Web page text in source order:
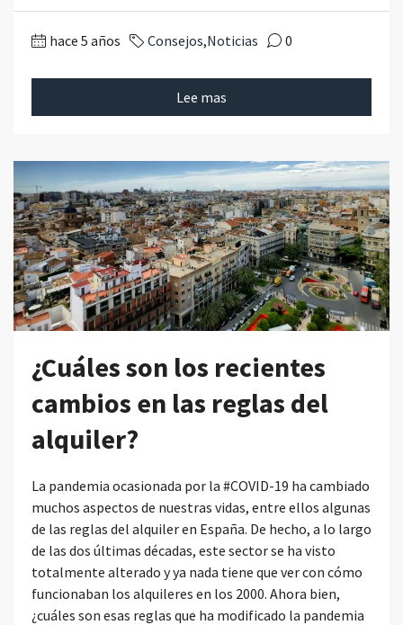
hace 5 años Consejos,Noticias 0
Lee mas
¿Cuáles son los recientes
cambios en las reglas del
alquiler?
La pandemia ocasionada por la #COVID-19 ha cambiado
muchos aspectos de nuestras vidas, entre ellos algunas
de las reglas del alquiler en España. De hecho, a lo largo
de las dos últimas décadas, este sector se ha visto
totalmente alterado y ya nada tiene que ver con cómo
funcionaban los alquileres en los 2000. Ahora bien,
¿cuáles son esas reglas que ha modificado la pandemia